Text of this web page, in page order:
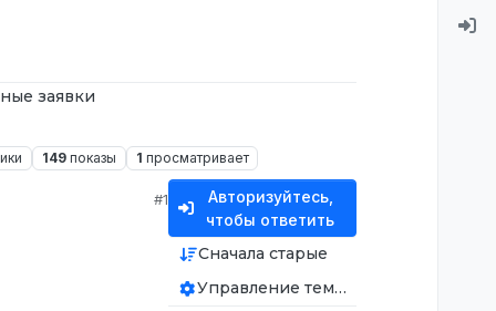
заявки
149 показы 1 просматривает
#1
Авторизуйтесь,
чтобы ответить
Сначала старые
Управление темой